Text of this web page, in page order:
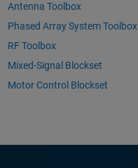
Antenna Toolbox
Phased Array System Toolbox
RF Toolbox
Mixed-Signal Blockset
Motor Control Blockset